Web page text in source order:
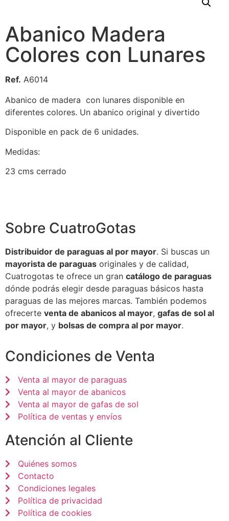
Abanico Madera
Colores con Lunares
Ref. A6014
Abanico de madera con lunares disponible en
diferentes colores. Un abanico original y divertido
Disponible en pack de 6 unidades.
Medidas:
23 cms cerrado
Sobre CuatroGotas
Distribuidor de paraguas al por mayor. Si buscas un
mayorista de paraguas originales y de calidad,
Cuatrogotas te ofrece un gran catálogo de paraguas
dónde podrás elegir desde paraguas básicos hasta
paraguas de las mejores marcas. También podemos
ofrecerte venta de abanicos al mayor, gafas de sol al
por mayor, y bolsas de compra al por mayor.
Condiciones de Venta
Venta al mayor de paraguas
Venta al mayor de abanicos
Venta al mayor de gafas de sol
Política de ventas y envíos
Atención al Cliente
Quiénes somos
Contacto
Condiciones legales
Política de privacidad
Política de cookies